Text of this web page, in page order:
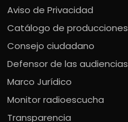
Aviso de Privacidad
Catálogo de producciones
Consejo ciudadano
Defensor de las audiencias
Marco Jurídico
Monitor radioescucha
Transparencia